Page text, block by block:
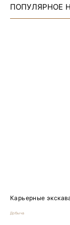
ПОПУЛЯРНОЕ
Карьерные
Добыча